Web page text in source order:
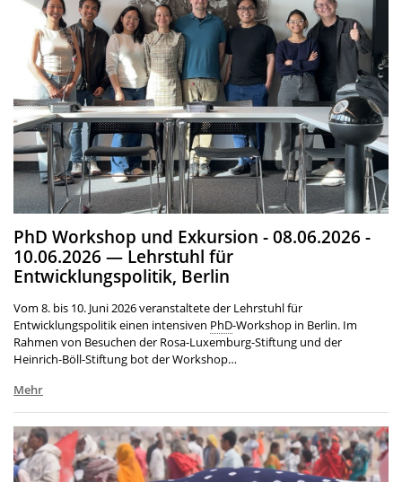
PhD Workshop und Exkursion - 08.06.2026 -
10.06.2026 — Lehrstuhl für
Entwicklungspolitik, Berlin
Vom 8. bis 10. Juni 2026 veranstaltete der Lehrstuhl für
Entwicklungspolitik einen intensiven PhD-Workshop in Berlin. Im
Rahmen von Besuchen der Rosa-Luxemburg-Stiftung und der
Heinrich-Böll-Stiftung bot der Workshop…
Mehr